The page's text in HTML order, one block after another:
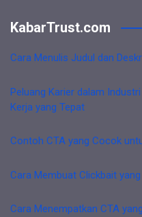
KabarTrust.com
Cara Menulis Judul dan
Peluang Karier dalam
Kerja yang Tepat
Contoh CTA yang Cocok
Cara Membuat Clickbait
Cara Menempatkan CTA